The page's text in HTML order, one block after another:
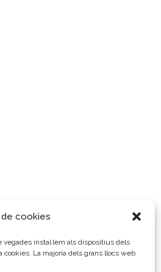
cookies
instal·lem als dispositius dels
La majoria dels grans llocs web